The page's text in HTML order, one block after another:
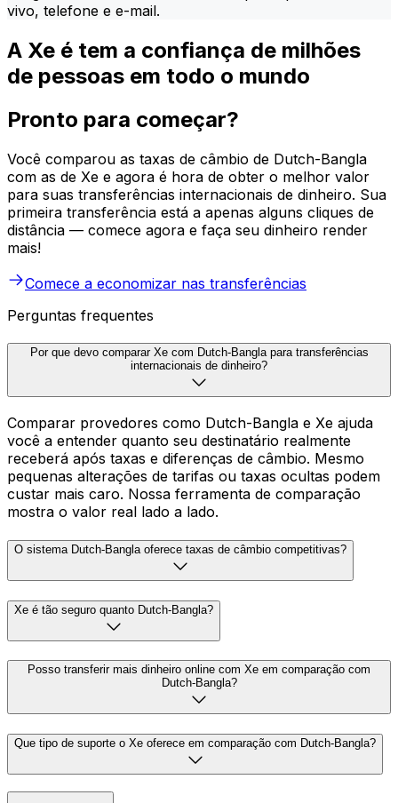
vivo, telefone e e-mail.
A Xe é tem a confiança de milhões
de pessoas em todo o mundo
Pronto para começar?
Você comparou as taxas de câmbio de Dutch-Bangla
com as de Xe e agora é hora de obter o melhor valor
para suas transferências internacionais de dinheiro. Sua
primeira transferência está a apenas alguns cliques de
distância — comece agora e faça seu dinheiro render
mais!
Comece a economizar nas transferências
Perguntas frequentes
Por que devo comparar Xe com Dutch-Bangla para transferências
internacionais de dinheiro?
Comparar provedores como Dutch-Bangla e Xe ajuda
você a entender quanto seu destinatário realmente
receberá após taxas e diferenças de câmbio. Mesmo
pequenas alterações de tarifas ou taxas ocultas podem
custar mais caro. Nossa ferramenta de comparação
mostra o valor real lado a lado.
O sistema Dutch-Bangla oferece taxas de câmbio competitivas?
Xe é tão seguro quanto Dutch-Bangla?
Posso transferir mais dinheiro online com Xe em comparação com
Dutch-Bangla?
Que tipo de suporte o Xe oferece em comparação com Dutch-Bangla?